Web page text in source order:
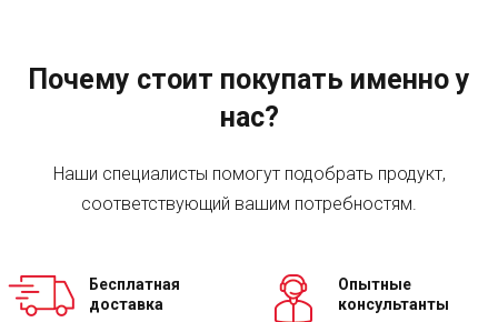
Почему стоит покупать именно у
нас?
Наши специалисты помогут подобрать продукт,
соответствующий вашим потребностям.
Бесплатная
доставка
Опытные
консультанты